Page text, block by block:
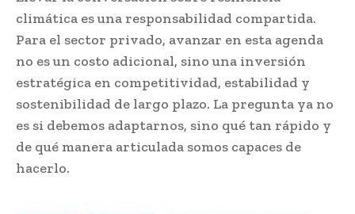
climática es una responsabilidad compartida.
Para el sector privado, avanzar en esta agenda
no es un costo adicional, sino una inversión
estratégica en competitividad, estabilidad y
sostenibilidad de largo plazo. La pregunta ya no
es si debemos adaptarnos, sino qué tan rápido y
de qué manera articulada somos capaces de
hacerlo.